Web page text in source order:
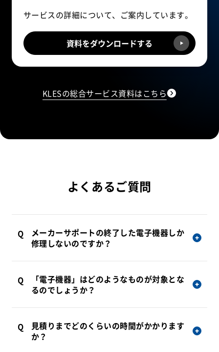
サービスの詳細について、ご案内しています。
資料をダウンロードする
KLESの総合サービス資料はこちら
よくあるご質問
メーカーサポートの終了した電子機器しか
修理しないのですか？
修理いたします。 メーカーが修理サポートを継続中
の電子機器は修理致しません。 これは、メーカーで
す。 また、メーカーによっては、メーカー以外で修
理した電子機器は、 一切のサポートが受けられなく
「電子機器」はどのようなものが対象とな
るのでしょうか？
タッチパネル、インバータ、PC、電源など）・計測
器まで幅広く対応しております。 予防保全（オーバ
見積りまでどのくらいの時間がかかります
か？
お問い合わせ
オンライン